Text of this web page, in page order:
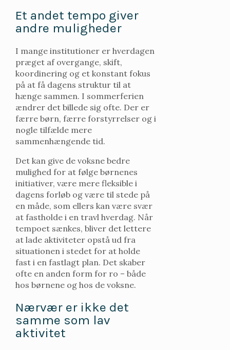
Et andet tempo giver
andre muligheder
I mange institutioner er hverdagen
præget af overgange, skift,
koordinering og et konstant fokus
på at få dagens struktur til at
hænge sammen. I sommerferien
ændrer det billede sig ofte. Der er
færre børn, færre forstyrrelser og i
nogle tilfælde mere
sammenhængende tid.
Det kan give de voksne bedre
mulighed for at følge børnenes
initiativer, være mere fleksible i
dagens forløb og være til stede på
en måde, som ellers kan være svær
at fastholde i en travl hverdag. Når
tempoet sænkes, bliver det lettere
at lade aktiviteter opstå ud fra
situationen i stedet for at holde
fast i en fastlagt plan. Det skaber
ofte en anden form for ro – både
hos børnene og hos de voksne.
Nærvær er ikke det
samme som lav
aktivitet